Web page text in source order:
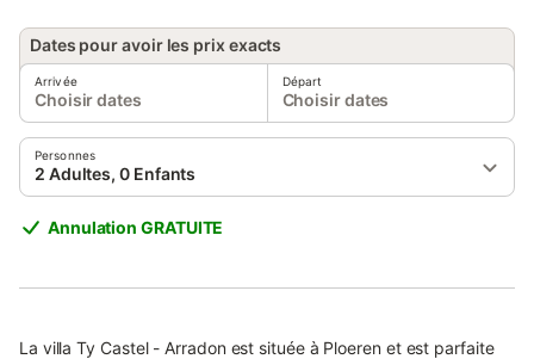
Dates pour avoir les prix exacts
Arrivée
Choisir dates
Départ
Choisir dates
Personnes
2 Adultes, 0 Enfants
Annulation GRATUITE
La villa Ty Castel - Arradon est située à Ploeren et est parfaite